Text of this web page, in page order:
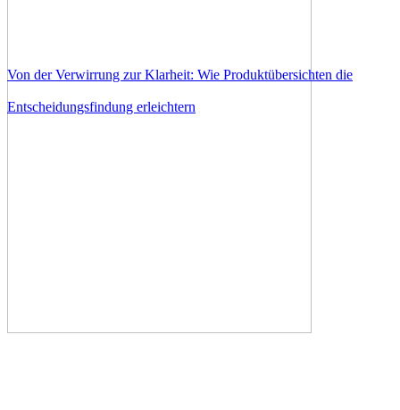
Von der Verwirrung zur Klarheit: Wie Produktübersichten die
Entscheidungsfindung erleichtern